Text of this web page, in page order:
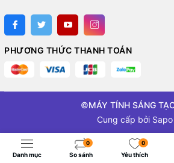
PHƯƠNG THỨC THANH TOÁN
©MÁY TÍNH SÁNG
Cung cấp bởi Sapo
Danh mục
0
So sánh
0
Yêu thích